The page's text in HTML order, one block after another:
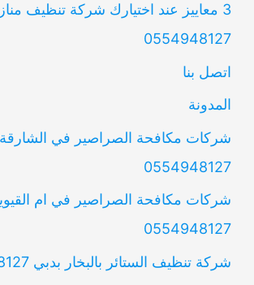
3 معاييز عند اختيارك شركة تنظيف
0554948127
اتصل بنا
المدونة
شركات مكافحة الصراصير في الشارقة
0554948127
شركات مكافحة الصراصير في ام
0554948127
شركة تنظيف الستائر بالبخار بدبي 0554948127